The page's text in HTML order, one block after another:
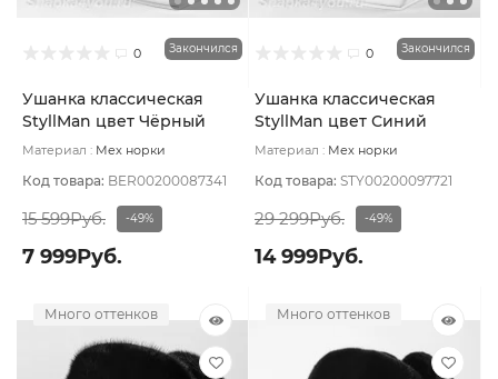
0 Закончился
Ушанка классическая
StyllMan цвет Чёрный
размер 61
Материал : Мех норки
Код товара: BER00200087341
15 599Руб. -49%
7 999Руб.
0 Закончился
Ушанка классическая
StyllMan цвет Синий
тёмный размер 58
Материал : Мех норки
Код товара: STY00200097721
29 299Руб. -49%
14 999Руб.
Много оттенков Много оттенков